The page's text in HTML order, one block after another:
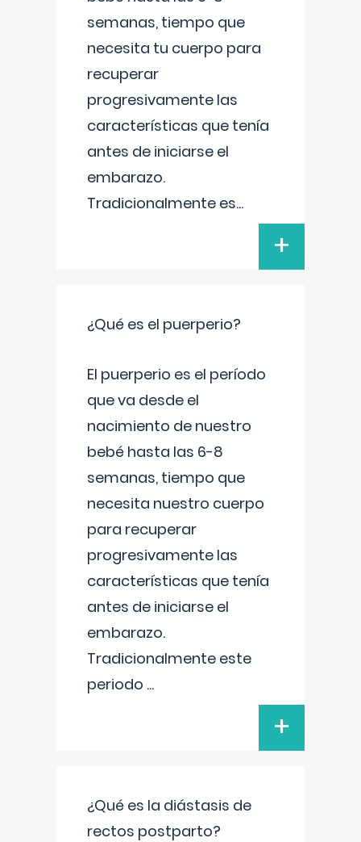
semanas, tiempo que
necesita tu cuerpo para
recuperar
progresivamente las
características que tenía
antes de iniciarse el
embarazo.
Tradicionalmente es...
+
¿Qué es el puerperio?
El puerperio es el período
que va desde el
nacimiento de nuestro
bebé hasta las 6-8
semanas, tiempo que
necesita nuestro cuerpo
para recuperar
progresivamente las
características que tenía
antes de iniciarse el
embarazo.
Tradicionalmente este
periodo ...
+
¿Qué es la diástasis de
rectos postparto?